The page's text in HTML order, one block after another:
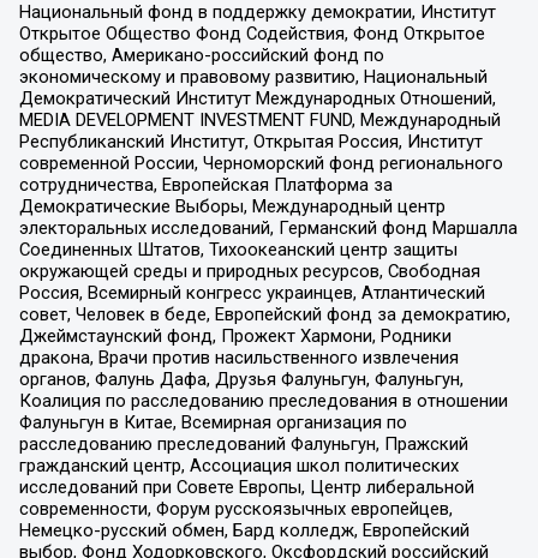
Национальный фонд в поддержку демократии, Институт
Открытое Общество Фонд Содействия, Фонд Открытое
общество, Американо-российский фонд по
экономическому и правовому развитию, Национальный
Демократический Институт Международных Отношений,
MEDIA DEVELOPMENT INVESTMENT FUND, Международный
Республиканский Институт, Открытая Россия, Институт
современной России, Черноморский фонд регионального
сотрудничества, Европейская Платформа за
Демократические Выборы, Международный центр
электоральных исследований, Германский фонд Маршалла
Соединенных Штатов, Тихоокеанский центр защиты
окружающей среды и природных ресурсов, Свободная
Россия, Всемирный конгресс украинцев, Атлантический
совет, Человек в беде, Европейский фонд за демократию,
Джеймстаунский фонд, Прожект Хармони, Родники
дракона, Врачи против насильственного извлечения
органов, Фалунь Дафа, Друзья Фалуньгун, Фалуньгун,
Коалиция по расследованию преследования в отношении
Фалуньгун в Китае, Всемирная организация по
расследованию преследований Фалуньгун, Пражский
гражданский центр, Ассоциация школ политических
исследований при Совете Европы, Центр либеральной
современности, Форум русскоязычных европейцев,
Немецко-русский обмен, Бард колледж, Европейский
выбор, Фонд Ходорковского, Оксфордский российский